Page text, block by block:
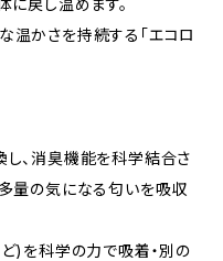
戻し温めます。
温かさを持続する「エコロ
し、消臭機能を科学結合さ
量の気になる匂いを吸収
)を科学の力で吸着・別の